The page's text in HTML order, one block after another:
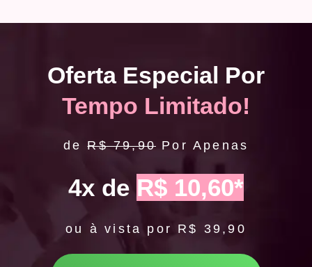
Oferta Especial Por
Tempo Limitado!
deR$ 79,90 Por Apenas
4x de R$ 10,60*
ou à vista por R$ 39,90